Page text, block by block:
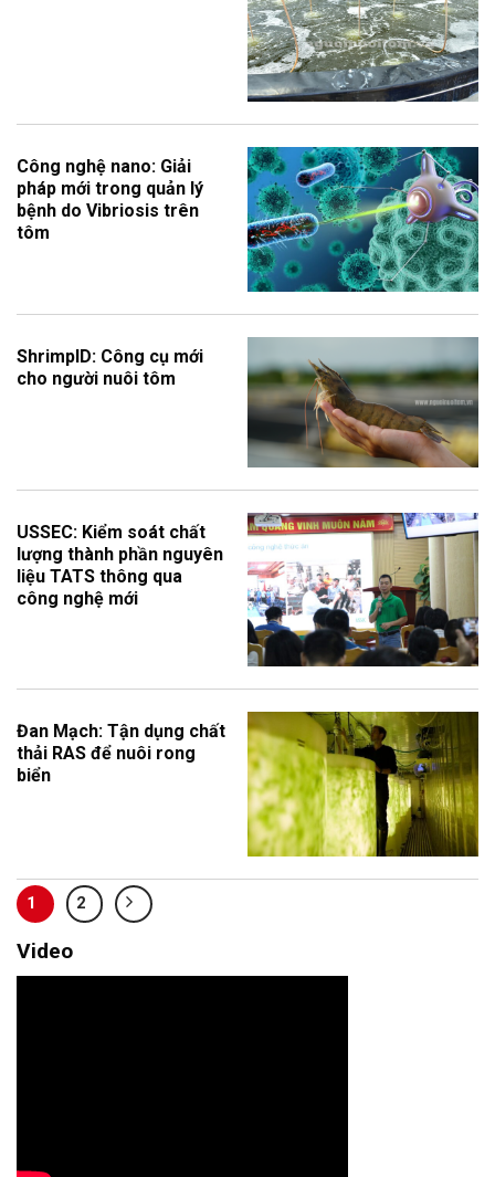
Công nghệ nano: Giải
pháp mới trong quản lý
bệnh do Vibriosis trên
tôm
ShrimpID: Công cụ mới
cho người nuôi tôm
USSEC: Kiểm soát chất
lượng thành phần nguyên
liệu TATS thông qua
công nghệ mới
Đan Mạch: Tận dụng chất
thải RAS để nuôi rong
biển
1 2
Video